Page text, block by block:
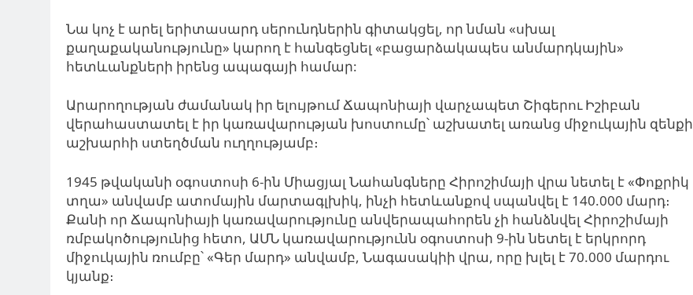
Նա կոչ է արել երիտասարդ սերունդներին գիտակցել, որ նման «սխալ
քաղաքականությունը» կարող է հանգեցնել «բացարձակապես անմարդկային»
հետևանքների իրենց ապագայի համար:
Արարողության ժամանակ իր ելույթում Ճապոնիայի վարչապետ Շիգերու Իշիբան
վերահաստատել է իր կառավարության խոստումը՝ աշխատել առանց միջուկային զենքի
աշխարհի ստեղծման ուղղությամբ։
1945 թվականի օգոստոսի 6-ին Միացյալ Նահանգները Հիրոշիմայի վրա նետել է «Փոքրիկ
տղա» անվամբ ատոմային մարտագլխիկ, ինչի հետևանքով սպանվել է 140.000 մարդ։
Քանի որ Ճապոնիայի կառավարությունը անվերապահորեն չի հանձնվել Հիրոշիմայի
ռմբակոծությունից հետո, ԱՄՆ կառավարությունն օգոստոսի 9-ին նետել է երկրորդ
միջուկային ռումբը՝ «Գեր մարդ» անվամբ, Նագասակիի վրա, որը խլել է 70.000 մարդու
կյանք։